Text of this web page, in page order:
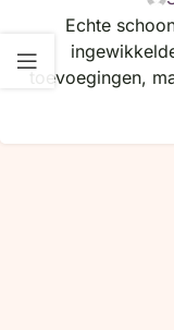
Echte
toevoegingen,